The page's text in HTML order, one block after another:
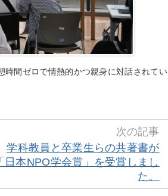
間ゼロで情熱的かつ親身に対話されてい
次の記事
学科教員と卒業生らの共著書が
「日本NPO学会賞」を受賞しまし
た。